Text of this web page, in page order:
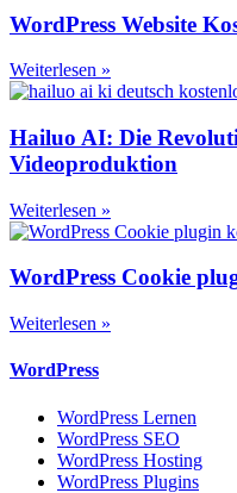
WordPress Website
Weiterlesen »
Hailuo AI: Die
Videoproduktion
Weiterlesen »
WordPress Cookie
Weiterlesen »
WordPress
WordPress Lernen
WordPress SEO
WordPress Hosting
WordPress Plugins